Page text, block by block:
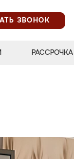
ЗВОНОК
РАССРОЧКА